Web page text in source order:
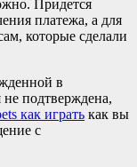
Придется
платежа, а для
которые сделали
в
не подтверждена,
как играть как вы
с